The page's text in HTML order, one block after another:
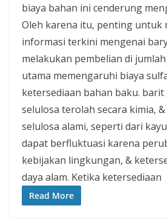
biaya bahan ini cenderung
Oleh karena itu, penting untuk
informasi terkini mengenai
melakukan pembelian di
utama memengaruhi biaya
ketersediaan bahan baku. barit
selulosa terolah secara kimia,
selulosa alami, seperti dari
dapat berfluktuasi karena
kebijakan lingkungan, &
daya alam. Ketika ketersediaan
Read More